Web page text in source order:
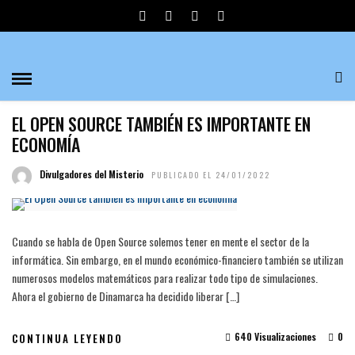
ECONOMÍA COLABORATIVA
EL OPEN SOURCE TAMBIÉN ES IMPORTANTE EN
ECONOMÍA
Divulgadores del Misterio PUBLICADO EL 24/01/2022
Cuando se habla de Open Source solemos tener en mente el sector de la
informática. Sin embargo, en el mundo económico-financiero también se utilizan
numerosos modelos matemáticos para realizar todo tipo de simulaciones.
Ahora el gobierno de Dinamarca ha decidido liberar […]
CONTINUA LEYENDO 0
640 Visualizaciones